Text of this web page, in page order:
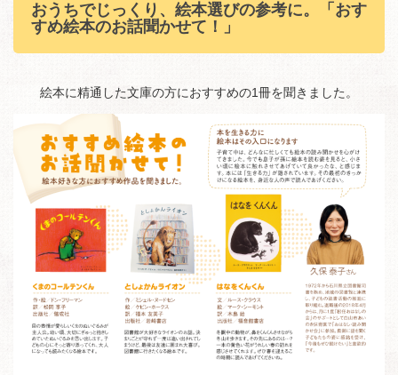
おうちでじっくり、絵本選びの参考に。「おす
すめ絵本のお話聞かせて！」
絵本に精通した文庫の方におすすめの1冊を聞きました。